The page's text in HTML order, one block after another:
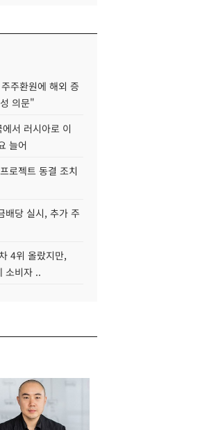
주환원에 해외 증
의문"
서 러시아로 이
늘어
로젝트 동결 조치
배당 실시, 추가 주
4위 올랐지만,
소비자 ..